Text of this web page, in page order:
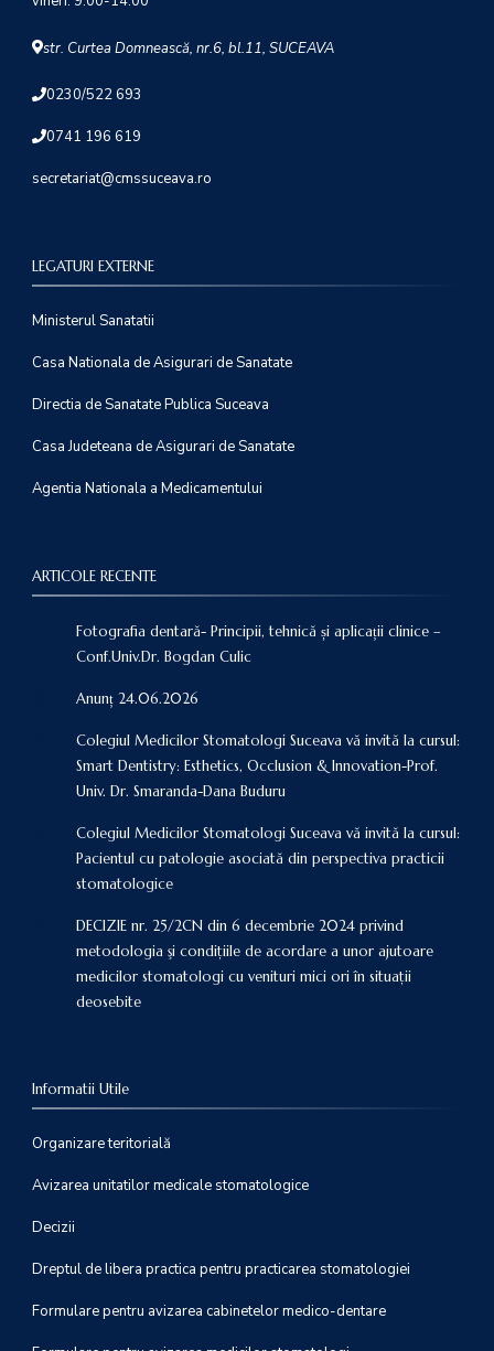
str. Curtea Domnească, nr.6, bl.11, SUCEAVA
0230/522 693
0741 196 619
secretariat@cmssuceava.ro
LEGATURI EXTERNE
Ministerul Sanatatii
Casa Nationala de Asigurari de Sanatate
Directia de Sanatate Publica Suceava
Casa Judeteana de Asigurari de Sanatate
Agentia Nationala a Medicamentului
ARTICOLE RECENTE
Fotografia dentară- Principii, tehnică și aplicații clinice –
Conf.Univ.Dr. Bogdan Culic
Anunț 24.06.2026
Colegiul Medicilor Stomatologi Suceava vă invită la cursul:
Smart Dentistry: Esthetics, Occlusion & Innovation-Prof.
Univ. Dr. Smaranda-Dana Buduru
Colegiul Medicilor Stomatologi Suceava vă invită la cursul:
Pacientul cu patologie asociată din perspectiva practicii
stomatologice
DECIZIE nr. 25/2CN din 6 decembrie 2024 privind
metodologia şi condiţiile de acordare a unor ajutoare
medicilor stomatologi cu venituri mici ori în situaţii
deosebite
Informatii Utile
Organizare teritorială
Avizarea unitatilor medicale stomatologice
Decizii
Dreptul de libera practica pentru practicarea stomatologiei
Formulare pentru avizarea cabinetelor medico-dentare